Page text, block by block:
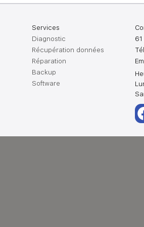
Services
Diagnostic
Récupération données
Réparation
Backup
Software